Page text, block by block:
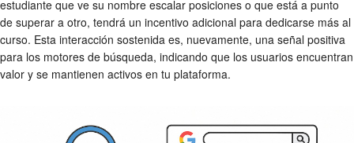
estudiante que ve su nombre escalar posiciones o que está a punto
de superar a otro, tendrá un incentivo adicional para dedicarse más al
curso. Esta interacción sostenida es, nuevamente, una señal positiva
para los motores de búsqueda, indicando que los usuarios encuentran
valor y se mantienen activos en tu plataforma.